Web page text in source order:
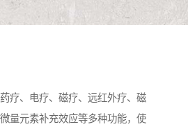
疗、电疗、磁疗、远红外疗、磁
量元素补充效应等多种功能，使